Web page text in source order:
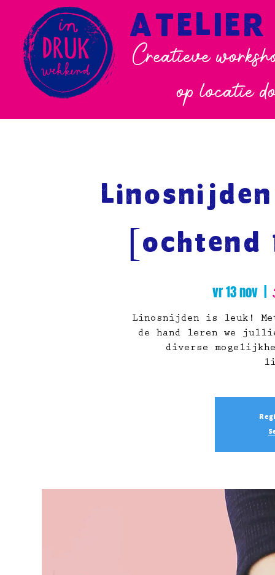
Creatieve
op locatie
vr 13 nov
  |
Linosnijden is leuk!
de hand leren we
diverse